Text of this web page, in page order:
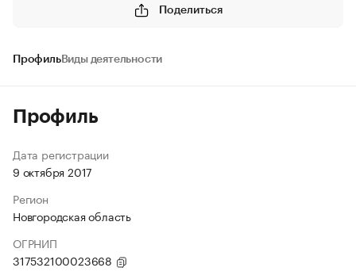
Поделиться
ПрофильВиды деятельности
Профиль
Дата регистрации
9 октября 2017
Регион
Новгородская область
ОГРНИП
317532100023668